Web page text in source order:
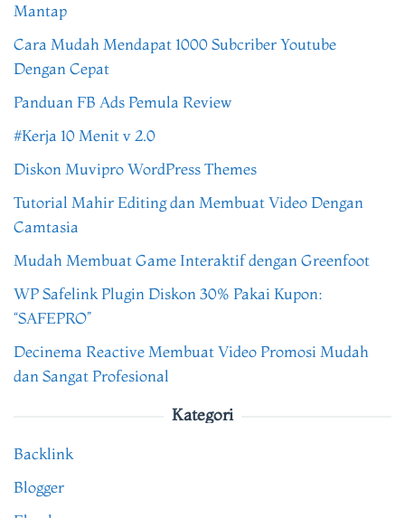
Mantap
Cara Mudah Mendapat 1000 Subcriber Youtube
Dengan Cepat
Panduan FB Ads Pemula Review
#Kerja 10 Menit v 2.0
Diskon Muvipro WordPress Themes
Tutorial Mahir Editing dan Membuat Video Dengan
Camtasia
Mudah Membuat Game Interaktif dengan Greenfoot
WP Safelink Plugin Diskon 30% Pakai Kupon:
“SAFEPRO”
Decinema Reactive Membuat Video Promosi Mudah
dan Sangat Profesional
Kategori
Backlink
Blogger